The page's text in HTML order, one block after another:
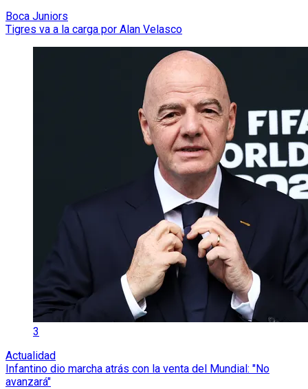
Boca Juniors
Tigres va a la carga por Alan Velasco
3
Actualidad
Infantino dio marcha atrás con la venta del Mundial: "No
avanzará"